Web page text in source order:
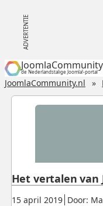
de Nederlandstalige Joomla!-portal
JoomlaCommunity.nl
Gepubliceerd:
15 april 2019. Door:
Het vertalen van